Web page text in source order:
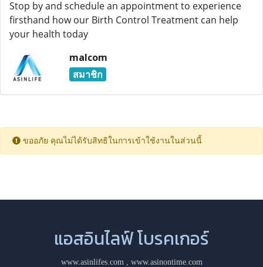
Stop by and schedule an appointment to experience
firsthand how our Birth Control Treatment can help
your health today
malcom
สมาชิก
ขออภัย คุณไม่ได้รับสิทธิในการเข้าใช้งานในส่วนนี้
แอสอินไลฟ์ โบรคเกอร์
www.asinlifes.com, www.asinontime.com